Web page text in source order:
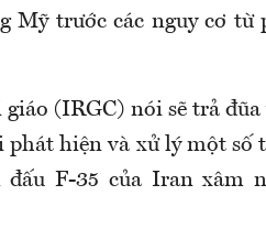
Mỹ trước các nguy cơ từ
(IRGC) nói sẽ trả đũa
phát hiện và xử lý một số
F-35 của Iran xâm